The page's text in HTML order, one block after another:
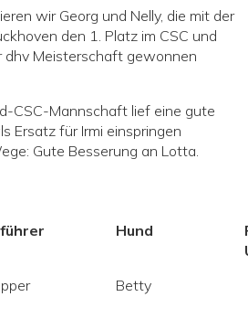
wir Georg und Nelly, die mit der
den 1. Platz im CSC und
dhv Meisterschaft gewonnen
CSC-Mannschaft lief eine gute
Ersatz für Irmi einspringen
Gute Besserung an Lotta.
Hund
Betty